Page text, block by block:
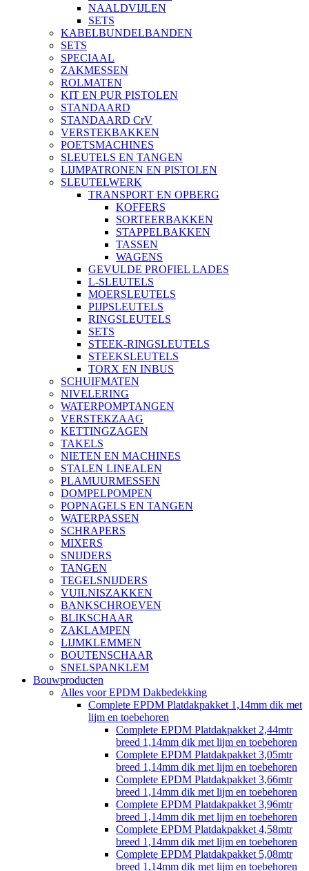
NAALDVIJLEN
SETS
KABELBUNDELBANDEN
SETS
SPECIAAL
ZAKMESSEN
ROLMATEN
KIT EN PUR PISTOLEN
STANDAARD
STANDAARD CrV
VERSTEKBAKKEN
POETSMACHINES
SLEUTELS EN TANGEN
LIJMPATRONEN EN PISTOLEN
SLEUTELWERK
TRANSPORT EN OPBERG
KOFFERS
SORTEERBAKKEN
STAPPELBAKKEN
TASSEN
WAGENS
GEVULDE PROFIEL LADES
L-SLEUTELS
MOERSLEUTELS
PIJPSLEUTELS
RINGSLEUTELS
SETS
STEEK-RINGSLEUTELS
STEEKSLEUTELS
TORX EN INBUS
SCHUIFMATEN
NIVELERING
WATERPOMPTANGEN
VERSTEKZAAG
KETTINGZAGEN
TAKELS
NIETEN EN MACHINES
STALEN LINEALEN
PLAMUURMESSEN
DOMPELPOMPEN
POPNAGELS EN TANGEN
WATERPASSEN
SCHRAPERS
MIXERS
SNIJDERS
TANGEN
TEGELSNIJDERS
VUILNISZAKKEN
BANKSCHROEVEN
BLIKSCHAAR
ZAKLAMPEN
LIJMKLEMMEN
BOUTENSCHAAR
SNELSPANKLEM
Bouwproducten
Alles voor EPDM Dakbedekking
Complete EPDM Platdakpakket 1,14mm dik met
lijm en toebehoren
Complete EPDM Platdakpakket 2,44mtr
breed 1,14mm dik met lijm en toebehoren
Complete EPDM Platdakpakket 3,05mtr
breed 1,14mm dik met lijm en toebehoren
Complete EPDM Platdakpakket 3,66mtr
breed 1,14mm dik met lijm en toebehoren
Complete EPDM Platdakpakket 3,96mtr
breed 1,14mm dik met lijm en toebehoren
Complete EPDM Platdakpakket 4,58mtr
breed 1,14mm dik met lijm en toebehoren
Complete EPDM Platdakpakket 5,08mtr
breed 1,14mm dik met lijm en toebehoren